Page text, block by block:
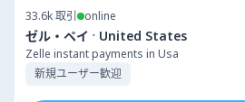
33.6k取引 online
ゼル・ペイ · United States
Zelle instant payments in Usa
新規ユーザー歓迎